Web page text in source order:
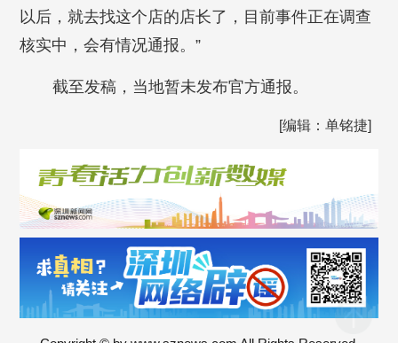
以后，就去找这个店的店长了，目前事件正在调查
核实中，会有情况通报。”
截至发稿，当地暂未发布官方通报。
[编辑：单铭捷]